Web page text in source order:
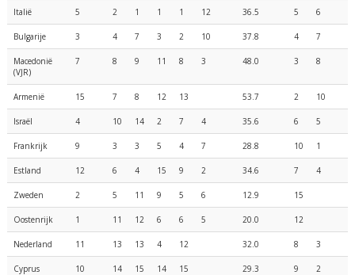
Italië 5 2 1 1 1 12 36.5 5 6
Bulgarije 3 4 7 3 2 10 37.8 4 7
Macedonië
(VJR)
7 8 9 11 8 3 48.0 3 8
Armenië 15 7 8 12 13 53.7 2 10
Israël 4 10 14 2 7 4 35.6 6 5
Frankrijk 9 3 3 5 4 7 28.8 10 1
Estland 12 6 4 15 9 2 34.6 7 4
Zweden 2 5 11 9 5 6 12.9 15
Oostenrijk 1 11 12 6 6 5 20.0 12
Nederland 11 13 13 4 12 32.0 8 3
Cyprus 10 14 15 14 15 29.3 9 2